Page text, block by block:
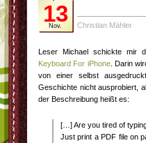
13
Nov. Christian Mähler
Leser Michael schickte mir
Keyboard For iPhone. Darin
von einer selbst
Geschichte nicht ausprobiert,
der Beschreibung heißt es:
[…] Are you tired of
Just print a PDF file on